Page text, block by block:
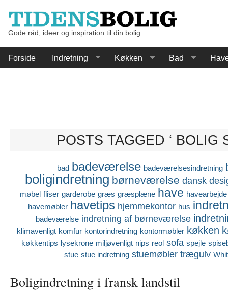
Gode råd, ideer og inspiration til din bolig
Forside Indretning Køkken Bad
POSTS TAGGED ‘ BOLIG
bad badeværelse badeværelsesindretning
boligindretning børneværelse dansk
møbel fliser garderobe græs græsplæne have havearbejde
havemøbler havetips hjemmekontor hus
badeværelse indretning af børneværelse
klimavenligt komfur kontorindretning kontormøbler køkken
køkkentips lysekrone miljøvenligt nips reol sofa spejle
stue stue indretning stuemøbler trægulv
Boligindretning i fransk landstil